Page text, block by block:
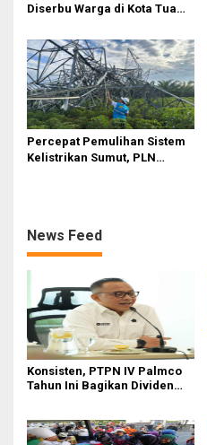
Diserbu Warga di Kota Tua
Percepat Pemulihan Sistem
Kelistrikan Sumut, PLN
News Feed
Konsisten, PTPN IV Palmco
Tahun Ini Bagikan Dividen